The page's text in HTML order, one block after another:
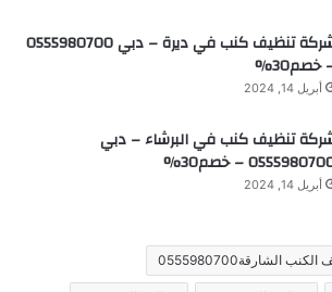
شركة تنظيف كنب في ديرة – دبي 0555980700
خصم30%
أبريل 14, 2024
تنظيف كنب في البرشاء – دبي
– خصم30%
أبريل 14, 2024
الشارقة0555980700